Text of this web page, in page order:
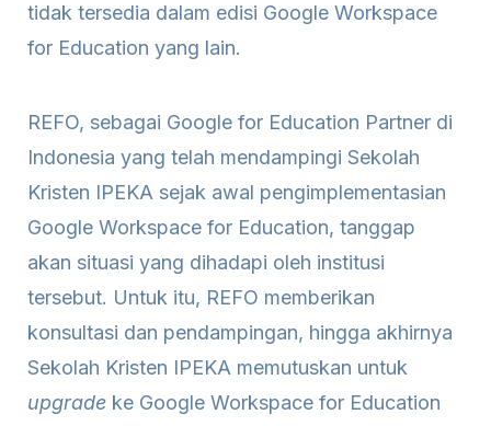
tidak tersedia dalam edisi Google Workspace
for Education yang lain.
REFO, sebagai Google for Education Partner di
Indonesia yang telah mendampingi Sekolah
Kristen IPEKA sejak awal pengimplementasian
Google Workspace for Education, tanggap
akan situasi yang dihadapi oleh institusi
tersebut. Untuk itu, REFO memberikan
konsultasi dan pendampingan, hingga akhirnya
Sekolah Kristen IPEKA memutuskan untuk
upgrade ke Google Workspace for Education